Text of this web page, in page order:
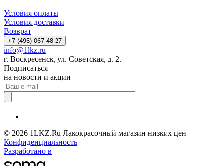
Условия оплаты
Условия доставки
Возврат
+7 (495) 067-48-27
info@1lkz.ru
г. Воскресенск, ул. Советская, д. 2.
Подписаться
на новости и акции
© 2026 1LKZ.Ru Лакокрасочный магазин низких цен
Конфиденциальность
Разработано в